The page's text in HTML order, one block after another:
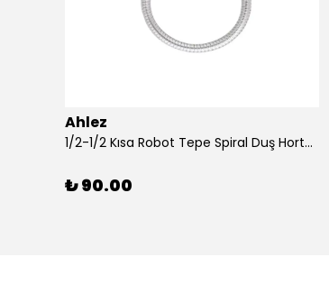
Ahlez
1/2-1/2 Kısa Robot Tepe Spiral Duş Hortumu 60cm
₺ 90.00